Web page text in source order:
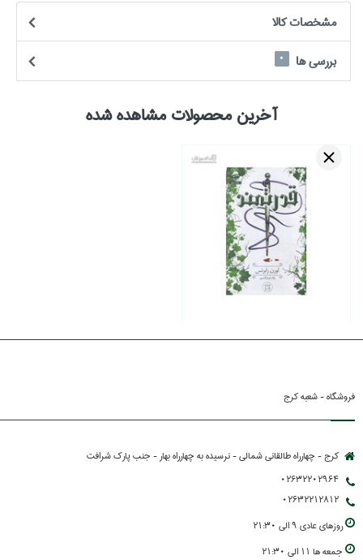
مشخصات كالا
بررسی ها
0
آخرین محصولات مشاهده شده
فروشگاه - شعبه کرج
کرج - چهارراه طالقانی شمالی - نرسیده به چهارراه بهار - جنب پارك شرافت
02632202964
02632212812
روزهاي عادي 9 الي 21:30
جمعه ها 11 الي 21:30